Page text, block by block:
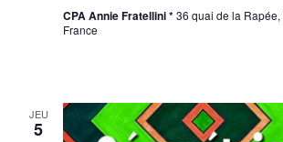
CPA Annie Fratellini *36 quai de la Rapée,
France
JEU
5